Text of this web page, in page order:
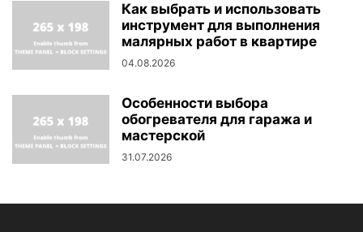
Как выбрать и использовать
инструмент для выполнения
малярных работ в квартире
04.08.2026
Особенности выбора
обогревателя для гаража и
мастерской
31.07.2026